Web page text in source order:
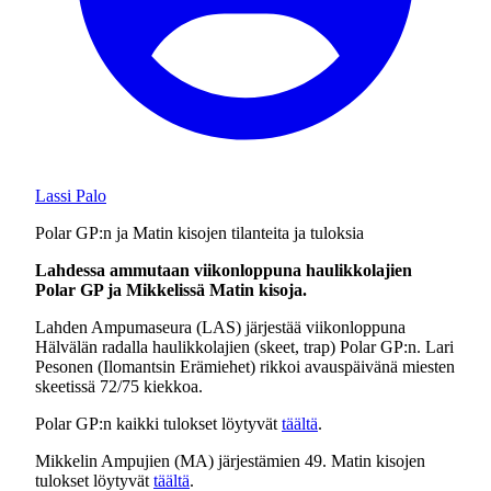
Lassi Palo
Polar GP:n ja Matin kisojen tilanteita ja tuloksia
Lahdessa ammutaan viikonloppuna haulikkolajien
Polar GP ja Mikkelissä Matin kisoja.
Lahden Ampumaseura (LAS) järjestää viikonloppuna
Hälvälän radalla haulikkolajien (skeet, trap) Polar GP:n. Lari
Pesonen (Ilomantsin Erämiehet) rikkoi avauspäivänä miesten
skeetissä 72/75 kiekkoa.
Polar GP:n kaikki tulokset löytyvät täältä.
Mikkelin Ampujien (MA) järjestämien 49. Matin kisojen
tulokset löytyvät täältä.